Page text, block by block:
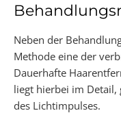
Neben der
Methode eine der
Dauerhafte
liegt hierbei im Detail,
des Lichtimpulses.